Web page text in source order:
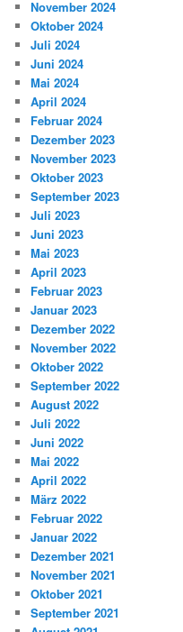
November 2024
Oktober 2024
Juli 2024
Juni 2024
Mai 2024
April 2024
Februar 2024
Dezember 2023
November 2023
Oktober 2023
September 2023
Juli 2023
Juni 2023
Mai 2023
April 2023
Februar 2023
Januar 2023
Dezember 2022
November 2022
Oktober 2022
September 2022
August 2022
Juli 2022
Juni 2022
Mai 2022
April 2022
März 2022
Februar 2022
Januar 2022
Dezember 2021
November 2021
Oktober 2021
September 2021